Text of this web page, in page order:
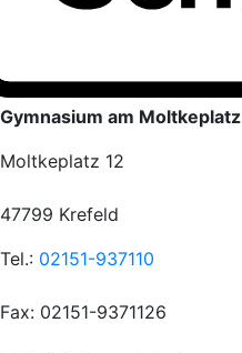
Gymnasium am Moltkeplatz
Moltkeplatz 12
47799 Krefeld
Tel.: 02151-937110
Fax: 02151-9371126